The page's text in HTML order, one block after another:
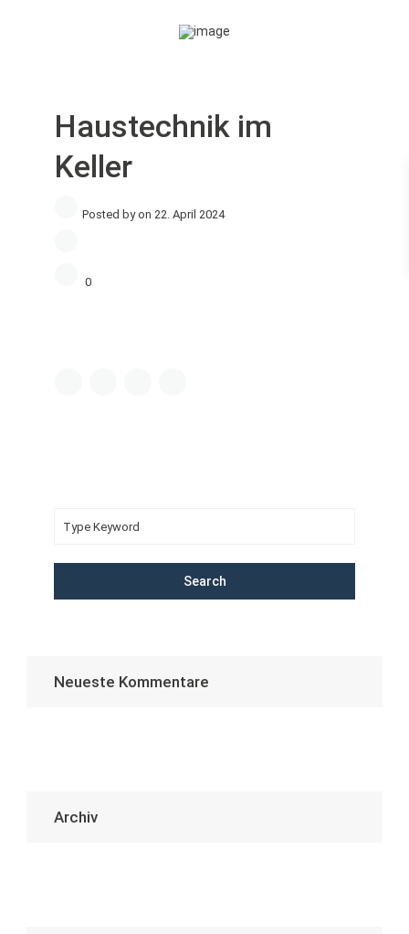
Haustechnik im
Keller
Posted by on 22. April 2024
0
Search
Neueste Kommentare
Archiv